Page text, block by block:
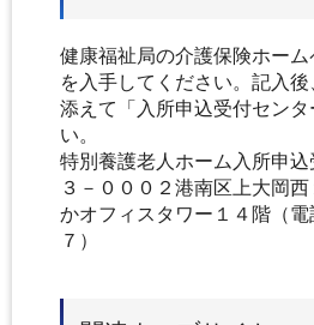
健康福祉局の介護保険ホー
を入手してください。記入
添えて「入所申込受付セン
い。
特別養護老人ホーム入所申
３－０００２港南区上大岡
かオフィスタワー１４階（電
７）